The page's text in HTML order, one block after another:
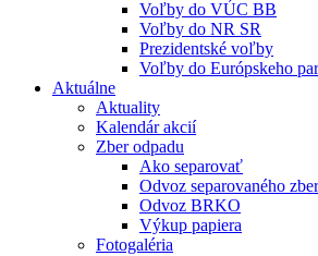
Voľby do VÚC BB
Voľby do NR SR
Prezidentské voľby
Voľby do Európskeho
Aktuálne
Aktuality
Kalendár akcií
Zber odpadu
Ako separovať
Odvoz separovaného
Odvoz BRKO
Výkup papiera
Fotogaléria